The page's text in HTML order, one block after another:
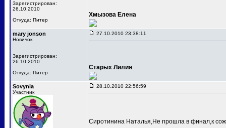
Зарегистрирован:
26.10.2010
Откуда: Питер
Хмызова Елена
mary jonson
Новичок
Зарегистрирован:
26.10.2010
Откуда: Питер
27.10.2010 23:38:11
Старых Лилия
Sovynia
Участник
28.10.2010 22:56:59
Сиротинина Наталья,Не прошла в финал,к